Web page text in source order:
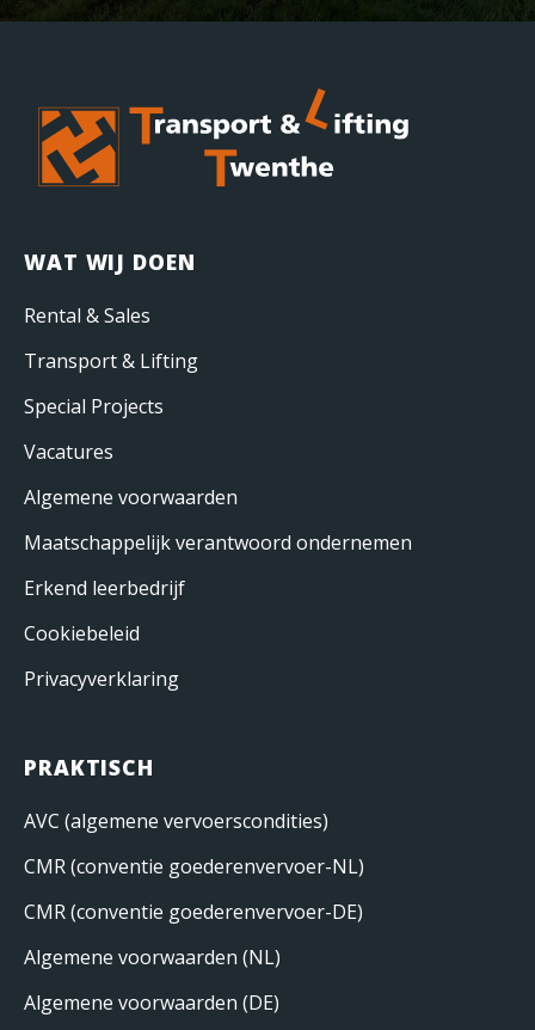
WAT WIJ DOEN
Rental & Sales
Transport & Lifting
Special Projects
Vacatures
Algemene voorwaarden
Maatschappelijk verantwoord ondernemen
Erkend leerbedrijf
Cookiebeleid
Privacyverklaring
PRAKTISCH
AVC (algemene vervoerscondities)
CMR (conventie goederenvervoer-NL)
CMR (conventie goederenvervoer-DE)
Algemene voorwaarden (NL)
Algemene voorwaarden (DE)